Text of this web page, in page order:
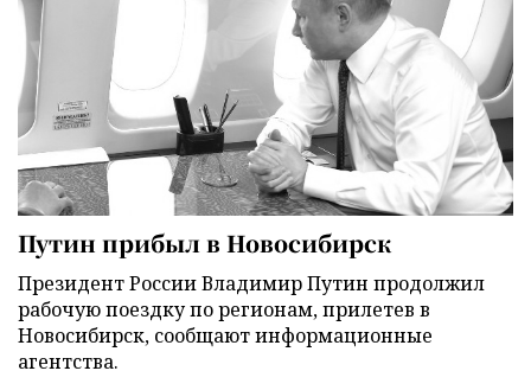
Путин прибыл в Новосибирск
Президент России Владимир Путин продолжил
рабочую поездку по регионам, прилетев в
Новосибирск, сообщают информационные
агентства.